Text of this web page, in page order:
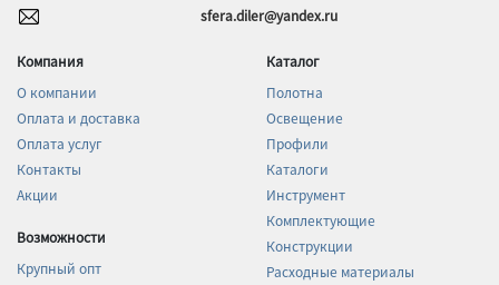
sfera.diler@yandex.ru
Компания
О компании
Оплата и доставка
Оплата услуг
Контакты
Акции
Возможности
Крупный опт
Каталог
Полотна
Освещение
Профили
Каталоги
Инструмент
Комплектующие
Конструкции
Расходные материалы